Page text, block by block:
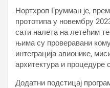
Нортхроп Грумман је,
прототипа у новембру
сати налета на летећим
њима су проверавани
интеграција авионике,
архитектура и процедуре
Додатни подстицај